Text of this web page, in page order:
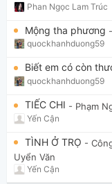
Phan Ngọc Lam Trúc
Mộng tha phương
quockhanhduong59
Biết em có còn
quockhanhduong59
TIẾC CHI - Phạm
Yến Cận
TÌNH Ở TRỌ -
Uyển Văn
Yến Cận